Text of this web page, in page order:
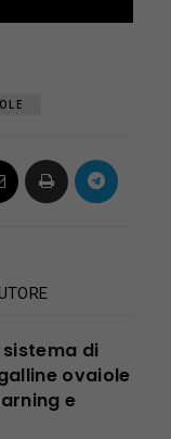
di
ovaiole
e